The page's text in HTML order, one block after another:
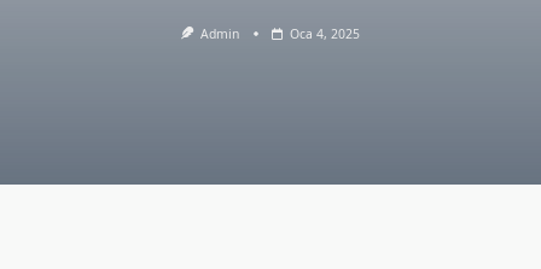
Admin Oca 4, 2025